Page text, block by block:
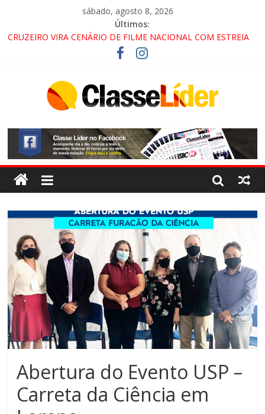
sábado, agosto 8, 2026
Últimos:
CRUZEIRO VIRA CENÁRIO DE FILME NACIONAL COM ESTREIA
PROMOTOR DO GAECO
ACESSO À APARECIDA NA DUTRA SERÁ BLOQUEADO NO FIM
ALTERNATIVAS
LORENA, PINDAMONHANGABA E QUELUZ NA RETA FINAL
PELA FÁBRICA DA COCA-COLA!
Abertura do Evento USP –
Carreta da Ciência em